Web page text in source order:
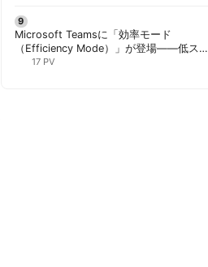
Microsoft Teamsに「効率モード
（Efficiency Mode）」が登場——低スペ
ック端末でのリソース消費を自動最適化 |
17 PV